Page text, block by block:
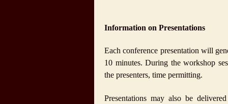
Information on Presentations
Each conference presentation will
10 minutes. During the workshop
the presenters, time permitting.
Presentations may also be